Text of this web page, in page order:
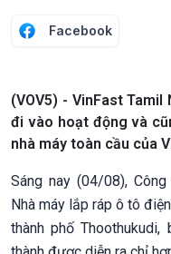
Facebook
(VOV5) - VinFast
đi vào hoạt động và
nhà máy toàn cầu của
Sáng nay (04/08),
Nhà máy lắp ráp ô tô
thành phố Thoothukudi,